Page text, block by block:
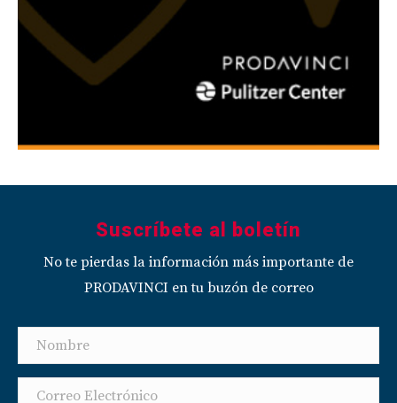
Suscríbete al boletín
No te pierdas la información más importante de
PRODAVINCI en tu buzón de correo